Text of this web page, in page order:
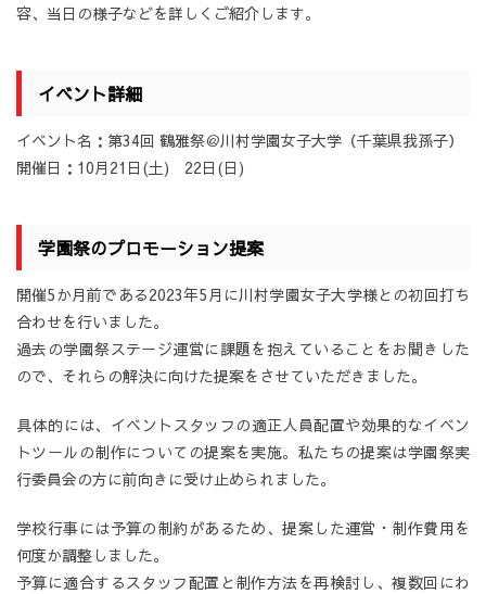
容、当日の様子などを詳しくご紹介します。
イベント詳細
イベント名：第34回 鶴雅祭＠川村学園女子大学（千葉県我孫子）
開催日：10月21日(土) 22日(日)
学園祭のプロモーション提案
開催5か月前である2023年5月に川村学園女子大学様との初回打ち
合わせを行いました。
過去の学園祭ステージ運営に課題を抱えていることをお聞きした
ので、それらの解決に向けた提案をさせていただきました。
​具体的には、イベントスタッフの適正人員配置や効果的なイベン
トツールの制作についての提案を実施。私たちの提案は学園祭実
行委員会の方に前向きに受け止められました。
学校行事には予算の制約があるため、提案した運営・制作費用を
何度か調整しました。
予算に適合するスタッフ配置と制作方法を再検討し、複数回にわ